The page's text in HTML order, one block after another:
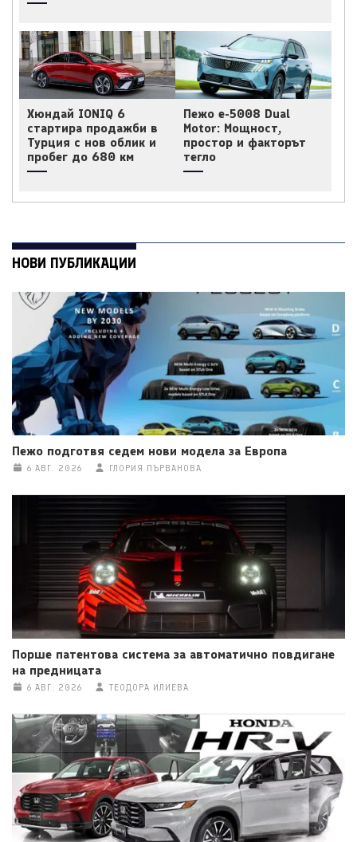
Хюндай IONIQ 6
стартира продажби в
Турция с нов облик и
пробег до 680 км
Пежо e-5008 Dual
Motor: Мощност,
простор и факторът
тегло
НОВИ ПУБЛИКАЦИИ
Пежо подготвя седем нови модела за Европа
6 АВГ. 2026 ГЛОРИЯ ПЪРВАНОВА
Порше патентова система за автоматично повдигане
на предницата
6 АВГ. 2026 ТЕОДОРА ИЛИЕВА